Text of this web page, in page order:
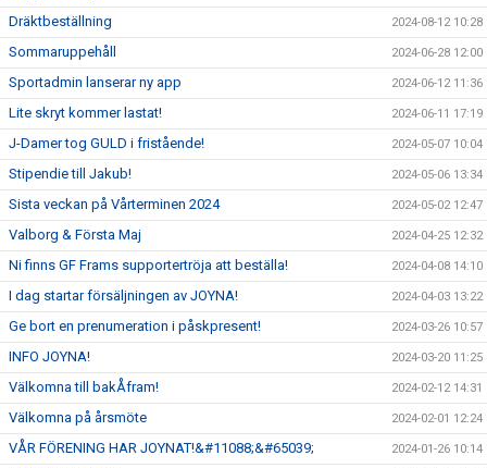
Dräktbeställning 2024-08-12 10:28
Sommaruppehåll 2024-06-28 12:00
Sportadmin lanserar ny app 2024-06-12 11:36
Lite skryt kommer lastat! 2024-06-11 17:19
J-Damer tog GULD i fristående! 2024-05-07 10:04
Stipendie till Jakub! 2024-05-06 13:34
Sista veckan på Vårterminen 2024 2024-05-02 12:47
Valborg & Första Maj 2024-04-25 12:32
Ni finns GF Frams supportertröja att beställa! 2024-04-08 14:10
I dag startar försäljningen av JOYNA! 2024-04-03 13:22
Ge bort en prenumeration i påskpresent! 2024-03-26 10:57
INFO JOYNA! 2024-03-20 11:25
Välkomna till bakÅfram! 2024-02-12 14:31
Välkomna på årsmöte 2024-02-01 12:24
VÅR FÖRENING HAR JOYNAT!&#11088;&#65039; 2024-01-26 10:14